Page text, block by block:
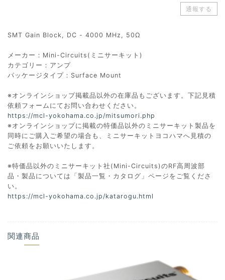
通報する
SMT Gain Block, DC - 4000 MHz, 50Ω
メーカー：Mini-Circuits(ミニサーキット)
カテゴリー：アンプ
パッケージタイプ：Surface Mount
※オンラインショップ掲載品以外の在庫品もございます。下記見積
依頼フォームにてお問い合わせください。
https://mcl-yokohama.co.jp/mitsumori.php
※オンラインショップに掲載の特価品以外のミニサーキット製品を
同時にご購入ご希望の場合も、ミニサーキットヨコハマへ見積の
ご依頼をお願いいたします。
※特価品以外のミニサーキット社(Mini-Circuits)のRF高周波部
品・製品については「製品一覧・カタログ」ページをご覧くださ
い。
https://mcl-yokohama.co.jp/katarogu.html
関連商品